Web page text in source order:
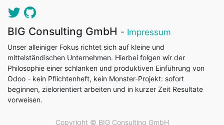
BIG Consulting GmbH - Impressum
Unser alleiniger Fokus richtet sich auf kleine und
mittelständischen Unternehmen. Hierbei folgen wir der
Philosophie einer schlanken und produktiven Einführung von
Odoo - kein Pflichtenheft, kein Monster-Projekt: sofort
beginnen, zielorientiert arbeiten und in kurzer Zeit Resultate
vorweisen.
Copyright © BIG Consulting GmbH